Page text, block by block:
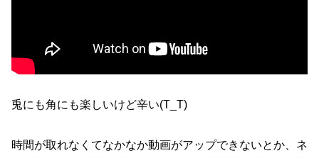
兎にも角にも楽しいけど辛い(T_T)
時間が取れなくてなかなか動画がアップできないとか、ネ